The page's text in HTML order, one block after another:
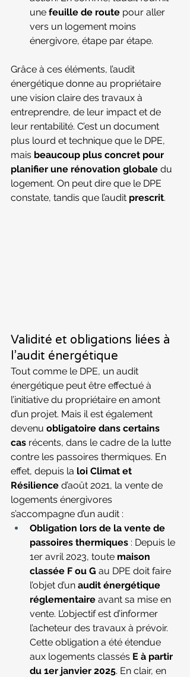
une feuille de route pour aller
vers un logement moins
énergivore, étape par étape.
Grâce à ces éléments, l’audit
énergétique donne au propriétaire
une vision claire des travaux à
entreprendre, de leur impact et de
leur rentabilité. C’est un document
plus lourd et technique que le DPE,
mais beaucoup plus concret pour
planifier une rénovation globale du
logement. On peut dire que le DPE
constate, tandis que l’audit prescrit.
Validité et obligations liées à
l’audit énergétique
Tout comme le DPE, un audit
énergétique peut être effectué à
l’initiative du propriétaire en amont
d’un projet. Mais il est également
devenu obligatoire dans certains
cas récents, dans le cadre de la lutte
contre les passoires thermiques. En
effet, depuis la loi Climat et
Résilience d’août 2021, la vente de
logements énergivores
s’accompagne d’un audit :
Obligation lors de la vente de
passoires thermiques : Depuis le
1er avril 2023, toute maison
classée F ou G au DPE doit faire
l’objet d’un audit énergétique
réglementaire avant sa mise en
vente. L’objectif est d’informer
l’acheteur des travaux à prévoir.
Cette obligation a été étendue
aux logements classés E à partir
du 1er janvier 2025. En clair, en